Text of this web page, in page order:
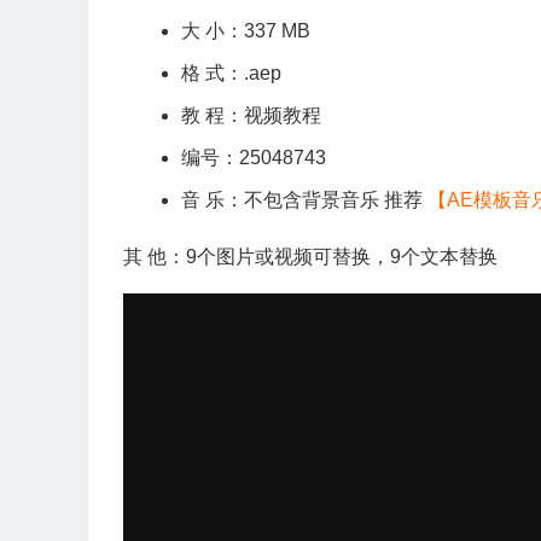
大 小：337 MB
格 式：.aep
教 程：视频教程
编号：25048743
音 乐：不包含背景音乐 推荐 【AE模板音
其 他：9个图片或视频可替换，9个文本替换